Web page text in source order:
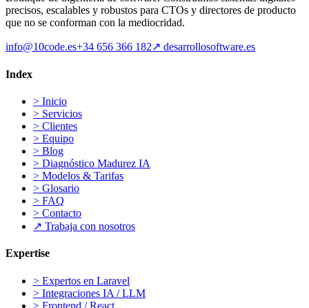
precisos, escalables y robustos para CTOs y directores de producto
que no se conforman con la mediocridad.
info@10code.es+34 656 366 182↗ desarrollosoftware.es
Index
> Inicio
> Servicios
> Clientes
> Equipo
> Blog
> Diagnóstico Madurez IA
> Modelos & Tarifas
> Glosario
> FAQ
> Contacto
↗ Trabaja con nosotros
Expertise
> Expertos en Laravel
> Integraciones IA / LLM
> Frontend / React